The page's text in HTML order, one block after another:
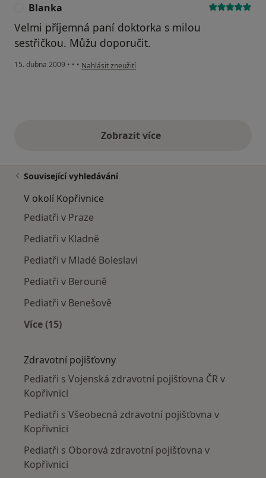
Blanka
Velmi příjemná paní doktorka s milou
sestřičkou. Můžu doporučit.
15. dubna 2009 • • • podle názoru uživatele Blanka
Nahlásit zneužití
Zobrazit vícevýše uvedené názory
Související vyhledávání
V okolí Kopřivnice
Pediatři v Praze
Pediatři v Kladně
Pediatři v Mladé Boleslavi
Pediatři v Berouně
Pediatři v Benešově
Více (15)
Zdravotní pojišťovny
Pediatři s Vojenská zdravotní pojišťovna ČR v
Kopřivnici
Pediatři s Všeobecná zdravotní pojišťovna v
Kopřivnici
Pediatři s Oborová zdravotní pojišťovna v
Kopřivnici